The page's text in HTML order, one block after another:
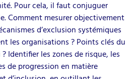
Pour cela, il faut conjuguer
Comment mesurer objectivement
d’exclusion systémiques
les organisations ? Points clés du
Identifier les zones de risque, les
de progression en matière